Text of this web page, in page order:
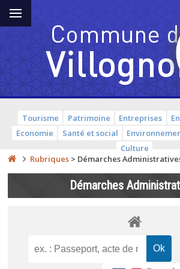
Tourisme Patrimoine Entreprises
Economie
Santé et social
Culture
Rubriques > Démarches
Démarches